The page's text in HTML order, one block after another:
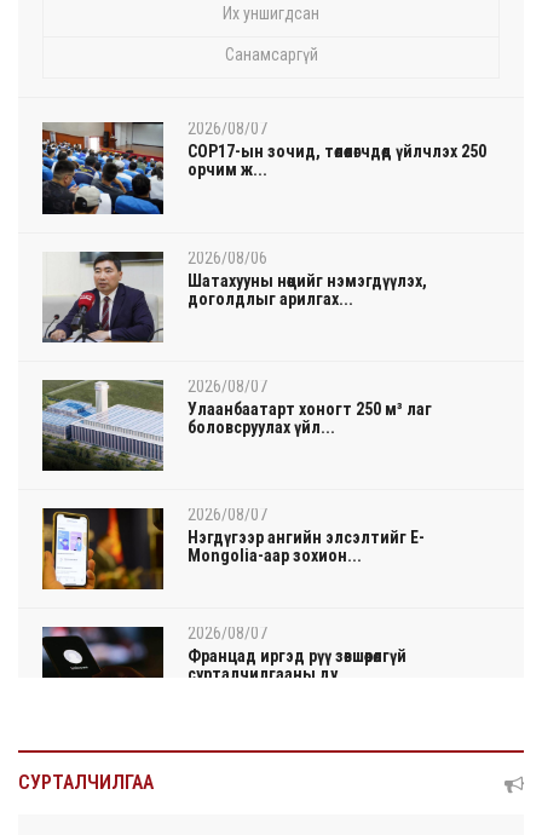
Их уншигдсан
Санамсаргүй
2026/08/07
COP17-ын зочид, төлөөлөгчдөд үйлчлэх 250
орчим ж...
2026/08/06
Шатахууны нөөцийг нэмэгдүүлэх,
доголдлыг арилгах...
2026/08/07
Улаанбаатарт хоногт 250 м³ лаг
боловсруулах үйл...
2026/08/07
Нэгдүгээр ангийн элсэлтийг E-
Mongolia-аар зохион...
2026/08/07
Францад иргэд рүү зөвшөөрөлгүй
сурталчилгааны ду...
2026/08/07
СУРТАЛЧИЛГАА